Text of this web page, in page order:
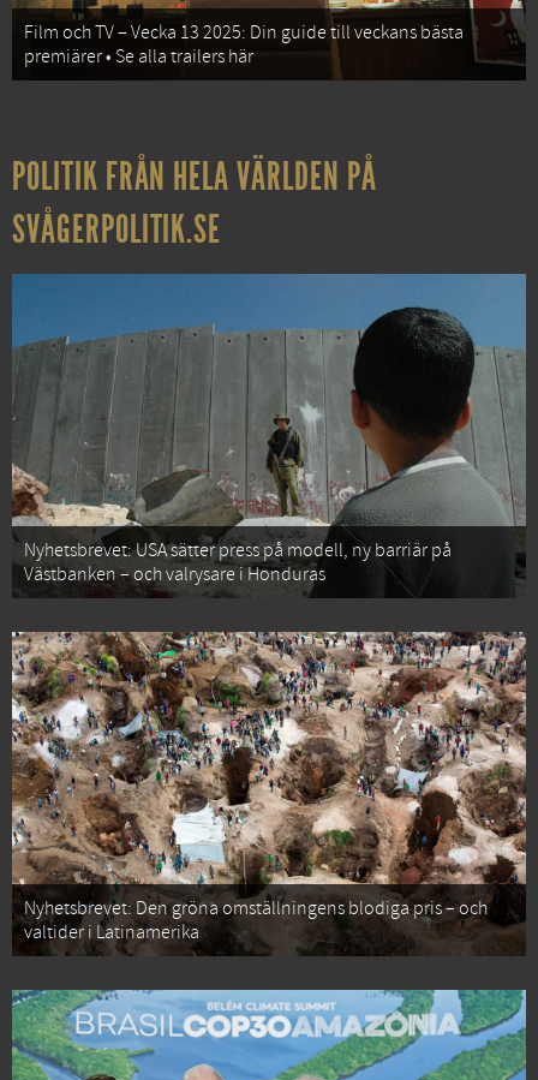
Film och TV – Vecka 13 2025: Din guide till veckans bästa
premiärer • Se alla trailers här
POLITIK FRÅN HELA VÄRLDEN PÅ
SVÅGERPOLITIK.SE
Nyhetsbrevet: USA sätter press på modell, ny barriär på
Västbanken – och valrysare i Honduras
Nyhetsbrevet: Den gröna omställningens blodiga pris – och
valtider i Latinamerika